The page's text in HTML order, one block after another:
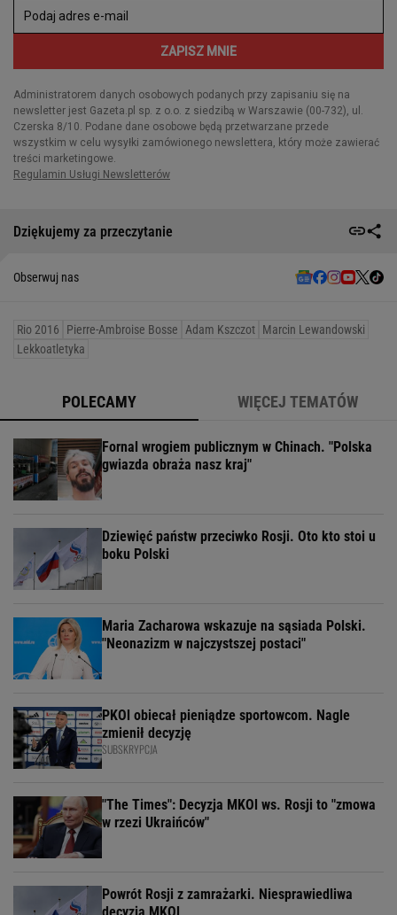
Dziękujemy za przeczytanie
Obserwuj nas
Rio 2016 Pierre-Ambroise Bosse Adam Kszczot Marcin Lewandowski
Lekkoatletyka
POLECAMY WIĘCEJ TEMATÓW
Fornal wrogiem publicznym w Chinach. "Polska
gwiazda obraża nasz kraj"
Dziewięć państw przeciwko Rosji. Oto kto stoi u
boku Polski
Maria Zacharowa wskazuje na sąsiada Polski.
"Neonazizm w najczystszej postaci"
PKOl obiecał pieniądze sportowcom. Nagle
zmienił decyzję
SUBSKRYPCJA
"The Times": Decyzja MKOl ws. Rosji to "zmowa
w rzezi Ukraińców"
Powrót Rosji z zamrażarki. Niesprawiedliwa